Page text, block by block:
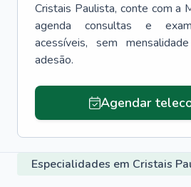
Cristais Paulista, conte com a
agenda consultas e
acessíveis, sem
adesão.
Agendar
Especialidades em Cristais